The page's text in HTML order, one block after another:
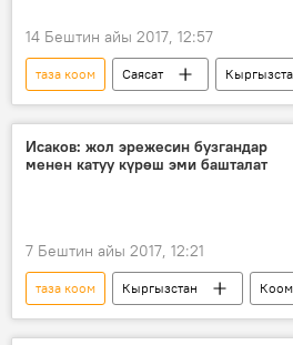
14 Бештин айы 2017, 12:57
таза коом Саясат
Жаңылыктар
өкмөт
Исаков: жол эрежесин бузгандар
менен катуу күрөш эми башталат
7 Бештин айы 2017, 12:21
таза коом Кыргызстан
Коом
Жаңылыктар
долбоорлор